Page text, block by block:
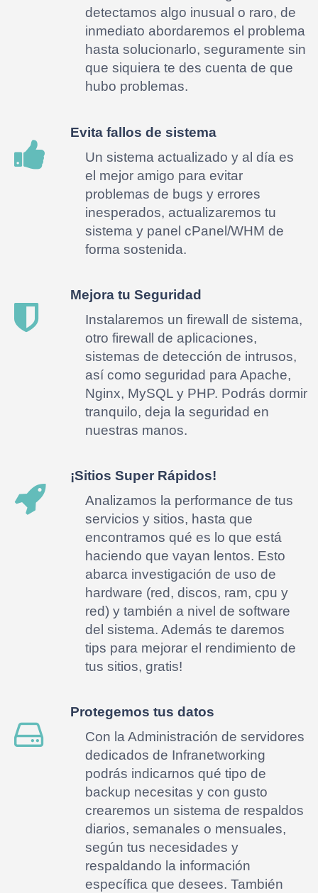
detectamos algo inusual o raro, de
inmediato abordaremos el problema
hasta solucionarlo, seguramente sin
que siquiera te des cuenta de que
hubo problemas.
Evita fallos de sistema
Un sistema actualizado y al día es
el mejor amigo para evitar
problemas de bugs y errores
inesperados, actualizaremos tu
sistema y panel cPanel/WHM de
forma sostenida.
Mejora tu Seguridad
Instalaremos un firewall de sistema,
otro firewall de aplicaciones,
sistemas de detección de intrusos,
así como seguridad para Apache,
Nginx, MySQL y PHP. Podrás dormir
tranquilo, deja la seguridad en
nuestras manos.
¡Sitios Super Rápidos!
Analizamos la performance de tus
servicios y sitios, hasta que
encontramos qué es lo que está
haciendo que vayan lentos. Esto
abarca investigación de uso de
hardware (red, discos, ram, cpu y
red) y también a nivel de software
del sistema. Además te daremos
tips para mejorar el rendimiento de
tus sitios, gratis!
Protegemos tus datos
Con la Administración de servidores
dedicados de Infranetworking
podrás indicarnos qué tipo de
backup necesitas y con gusto
crearemos un sistema de respaldos
diarios, semanales o mensuales,
según tus necesidades y
respaldando la información
específica que desees. También